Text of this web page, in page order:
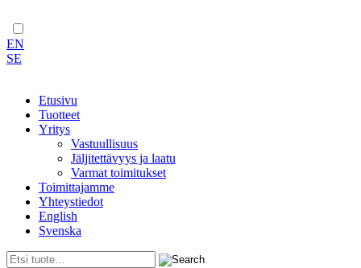
EN
SE
Etusivu
Tuotteet
Yritys
Vastuullisuus
Jäljitettävyys ja laatu
Varmat toimitukset
Toimittajamme
Yhteystiedot
English
Svenska